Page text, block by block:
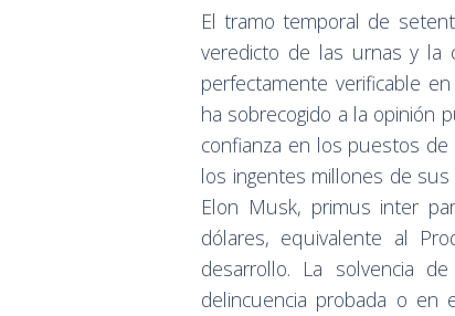
El tramo temporal de
veredicto de las urnas y la
perfectamente verificable
ha sobrecogido a la opinión
confianza en los puestos
los ingentes millones de
Elon Musk, primus inter
dólares, equivalente al
desarrollo. La solvencia
delincuencia probada o en